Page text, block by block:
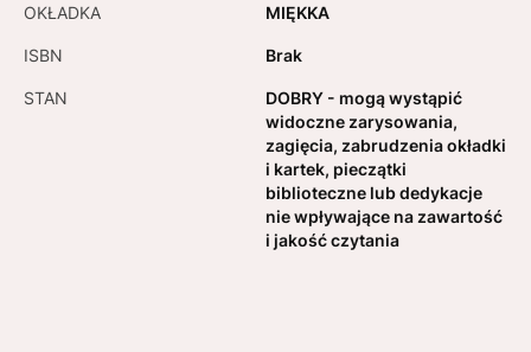
OKŁADKA MIĘKKA
ISBN Brak
STAN
DOBRY - mogą wystąpić
widoczne zarysowania,
zagięcia, zabrudzenia okładki
i kartek, pieczątki
biblioteczne lub dedykacje
nie wpływające na zawartość
i jakość czytania